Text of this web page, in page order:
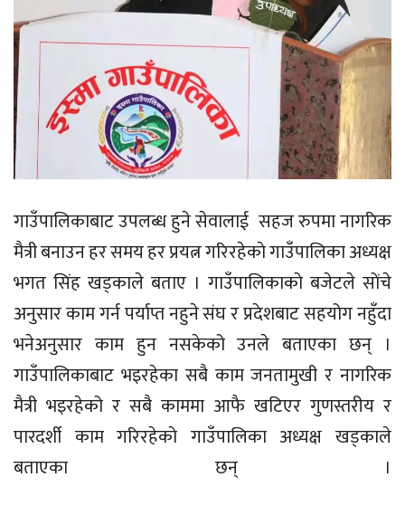
गाउँपालिकाबाट उपलब्ध हुने सेवालाई सहज रुपमा नागरिक
मैत्री बनाउन हर समय हर प्रयत्न गरिरहेकाे गाउँपालिका अध्यक्ष
भगत सिंह खड्काले बताए । गाउँपालिकाकाे बजेटले साेंचे
अनुसार काम गर्न पर्याप्त नहुने संघ र प्रदेशबाट सहयोग नहुँदा
भनेअनुसार काम हुन नसकेको उनले बताएका छन् ।
गाउँपालिकाबाट भइरहेका सबै काम जनतामुखी र नागरिक
मैत्री भइरहेको र सबै काममा आफै खटिएर गुणस्तरीय र
पारदर्शी काम गरिरहेकाे गाउँपालिका अध्यक्ष खड्काले
बताएका छन् ।